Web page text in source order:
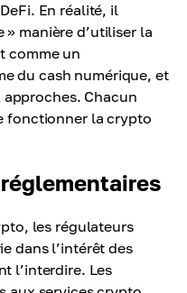
En réalité, il
» manière d’utiliser la
comme un
du cash numérique, et
Chacun
fonctionner la crypto
les régulateurs
dans l’intérêt des
l’interdire. Les